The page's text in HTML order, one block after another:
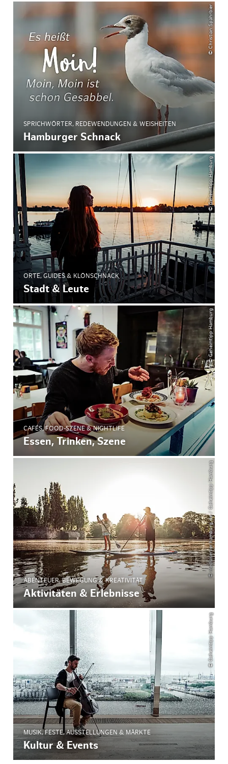
© Christian Spahrbier
SPRICHWÖRTER, REDEWENDUNGEN & WEISHEITEN
Hamburger Schnack
© Geheimtipp Hamburg
ORTE, GUIDES & KLÖNSCHNACK
Stadt & Leute
© Geheimtipp Hamburg
CAFÉS, FOOD-SZENE & NIGHTLIFE
Essen, Trinken, Szene
© mediaserver.hamburg.de / Geheimtipp Hamburg
ABENTEUER, BEWEGUNG & KREATIVITÄT
Aktivitäten & Erlebnisse
© Geheimtipp Hamburg
MUSIK, FESTE, AUSSTELLUNGEN & MÄRKTE
Kultur & Events